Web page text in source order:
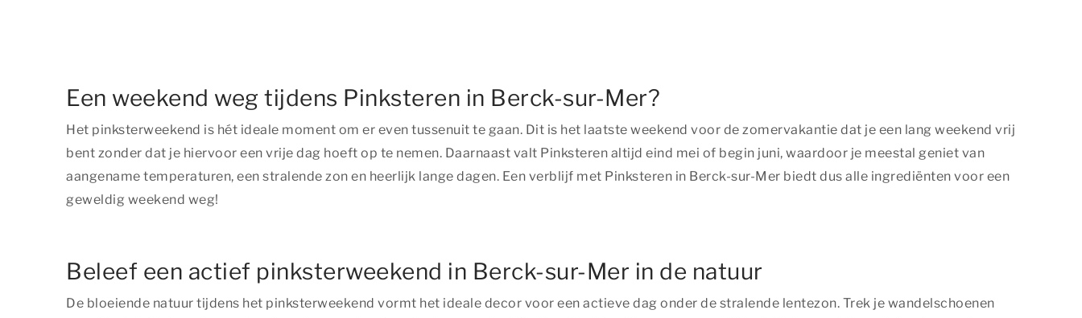
Een weekend weg tijdens Pinksteren in Berck-sur-Mer?
Het pinksterweekend is hét ideale moment om er even tussenuit te gaan. Dit is het laatste weekend voor de zomervakantie dat je een lang weekend vrij
bent zonder dat je hiervoor een vrije dag hoeft op te nemen. Daarnaast valt Pinksteren altijd eind mei of begin juni, waardoor je meestal geniet van
aangename temperaturen, een stralende zon en heerlijk lange dagen. Een verblijf met Pinksteren in Berck-sur-Mer biedt dus alle ingrediënten voor een
geweldig weekend weg!
Beleef een actief pinksterweekend in Berck-sur-Mer in de natuur
De bloeiende natuur tijdens het pinksterweekend vormt het ideale decor voor een actieve dag onder de stralende lentezon. Trek je wandelschoenen